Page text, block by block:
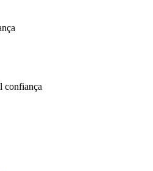
confiança